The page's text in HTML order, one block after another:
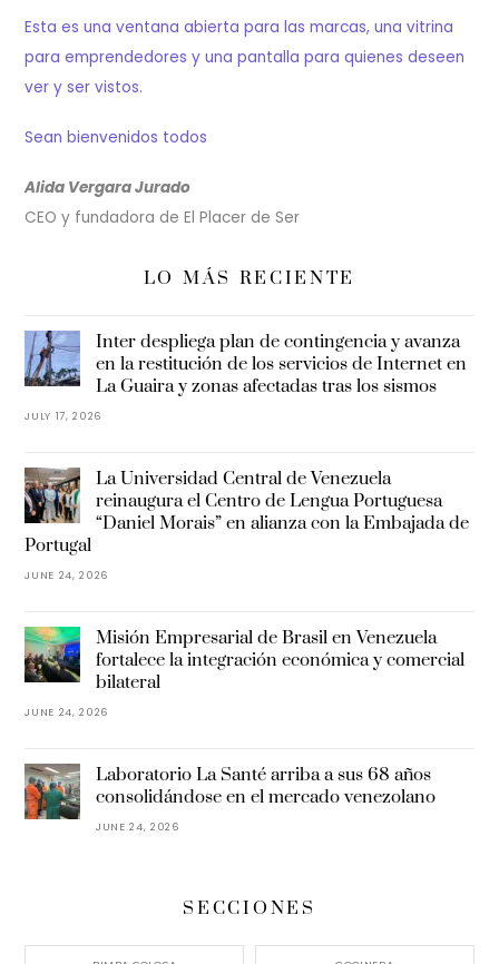
Esta es una ventana abierta para las marcas, una vitrina
para emprendedores y una pantalla para quienes deseen
ver y ser vistos.
Sean bienvenidos todos
Alida Vergara Jurado
CEO y fundadora de El Placer de Ser
LO MÁS RECIENTE
Inter despliega plan de contingencia y avanza
en la restitución de los servicios de Internet en
La Guaira y zonas afectadas tras los sismos
JULY 17, 2026
La Universidad Central de Venezuela
reinaugura el Centro de Lengua Portuguesa
“Daniel Morais” en alianza con la Embajada de
Portugal
JUNE 24, 2026
Misión Empresarial de Brasil en Venezuela
fortalece la integración económica y comercial
bilateral
JUNE 24, 2026
Laboratorio La Santé arriba a sus 68 años
consolidándose en el mercado venezolano
JUNE 24, 2026
SECCIONES